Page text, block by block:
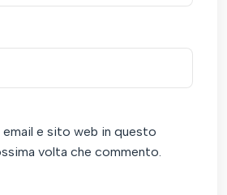
email e sito web in questo
volta che commento.